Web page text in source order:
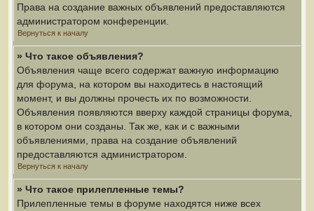
Права на создание важных объявлений предоставляются
администратором конференции.
Вернуться к началу
» Что такое объявления?
Объявления чаще всего содержат важную информацию
для форума, на котором вы находитесь в настоящий
момент, и вы должны прочесть их по возможности.
Объявления появляются вверху каждой страницы форума,
в котором они созданы. Так же, как и с важными
объявлениями, права на создание объявлений
предоставляются администратором.
Вернуться к началу
» Что такое прилепленные темы?
Прилепленные темы в форуме находятся ниже всех